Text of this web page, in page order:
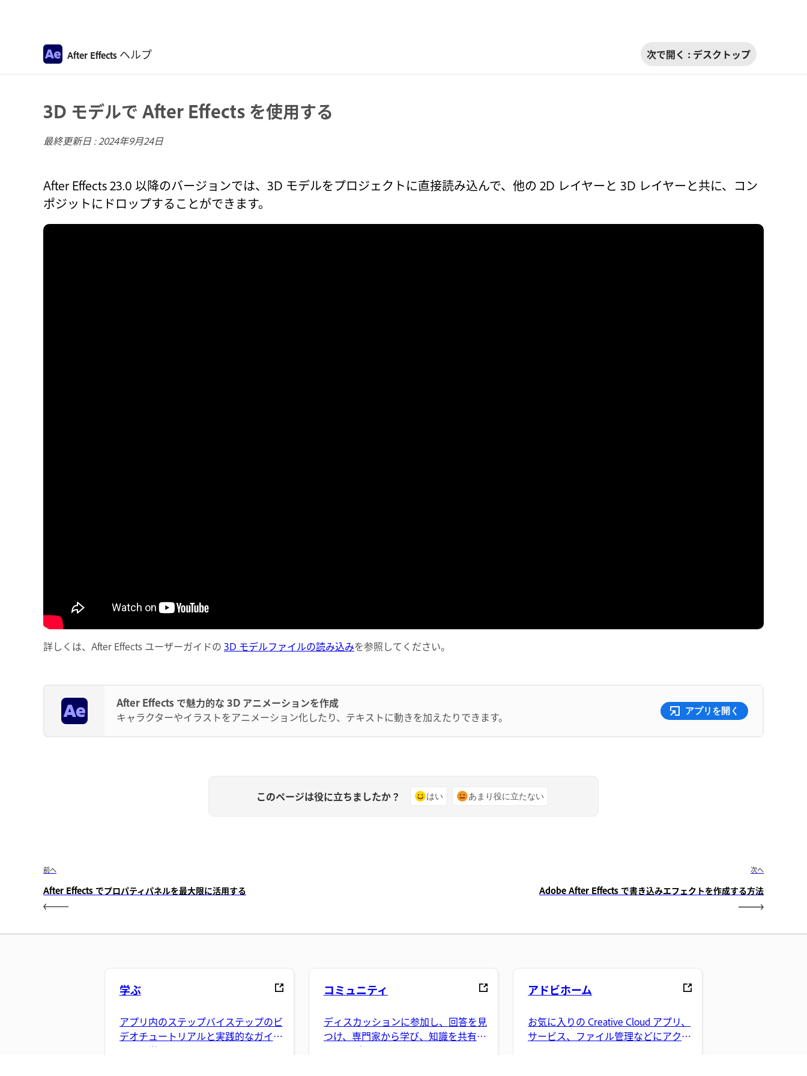
After Effects ヘルプ 次で開く : デスクトップ
3D モデルで After Effects を使用する
最終更新日 :2024年9月24日
After Effects 23.0 以降のバージョンでは、3D モデルをプロジェクトに直接読み込んで、他の 2D レイヤーと 3D レイヤーと共に、コン
ポジットにドロップすることができます。
詳しくは、After Effects ユーザーガイドの 3D モデルファイルの読み込みを参照してください。
After Effects で魅力的な 3D アニメーションを作成
キャラクターやイラストをアニメーション化したり、テキストに動きを加えたりできます。
アプリを開く
このページは役に立ちましたか？ はい あまり役に立たない
前へ
After Effects でプロパティパネルを最大限に活用する
次へ
Adobe After Effects で書き込みエフェクトを作成する方法
学ぶ
アプリ内のステップバイステップのビ
デオチュートリアルと実践的なガイダ
ンスで学習できます。
コミュニティ
ディスカッションに参加し、回答を見
つけ、専門家から学び、知識を共有す
ることができます。
アドビホーム
お気に入りの Creative Cloud アプリ、
サービス、ファイル管理などにアクセ